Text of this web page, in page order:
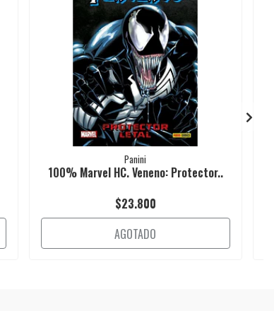
Panini
100% Marvel HC. Veneno: Protector..
$23.800
AGOTADO